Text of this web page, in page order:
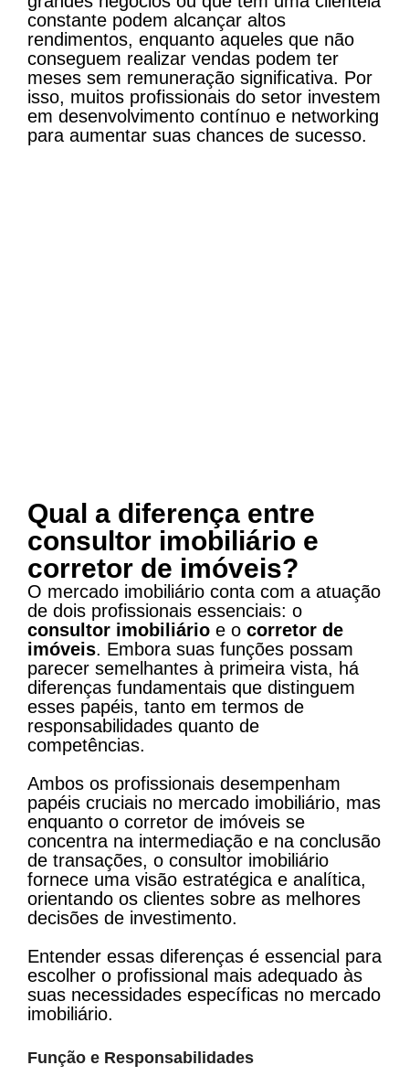
constante podem alcançar altos
rendimentos, enquanto aqueles que não
conseguem realizar vendas podem ter
meses sem remuneração significativa. Por
isso, muitos profissionais do setor investem
em desenvolvimento contínuo e networking
para aumentar suas chances de sucesso​.
Qual a diferença entre
consultor imobiliário e
corretor de imóveis?
O mercado imobiliário conta com a atuação
de dois profissionais essenciais: o
consultor imobiliário e o corretor de
imóveis. Embora suas funções possam
parecer semelhantes à primeira vista, há
diferenças fundamentais que distinguem
esses papéis, tanto em termos de
responsabilidades quanto de
competências.
Ambos os profissionais desempenham
papéis cruciais no mercado imobiliário, mas
enquanto o corretor de imóveis se
concentra na intermediação e na conclusão
de transações, o consultor imobiliário
fornece uma visão estratégica e analítica,
orientando os clientes sobre as melhores
decisões de investimento.
Entender essas diferenças é essencial para
escolher o profissional mais adequado às
suas necessidades específicas no mercado
imobiliário.
Função e Responsabilidades